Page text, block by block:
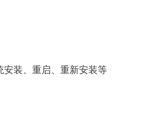
安装、重启、重新安装等